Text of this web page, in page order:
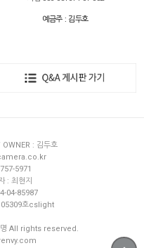
예금주 : 김두호
: 김두호
5971
: 최현지
04-85987
05309호cslight
명 All rights reserved.